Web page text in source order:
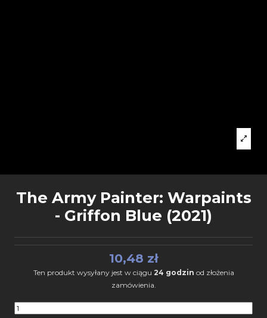
The Army Painter: Warpaints
- Griffon Blue (2021)
10,48 zł
Ten produkt wysyłany jest w ciągu 24 godzin od złożenia
zamówienia.